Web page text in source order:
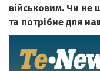
військовим. Чи не
та потрібне для